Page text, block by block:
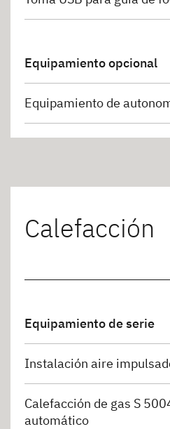
Equipamiento opcional
Equipamiento de
Calefacción
Equipamiento de serie
Instalación aire
Calefacción de gas S
automático